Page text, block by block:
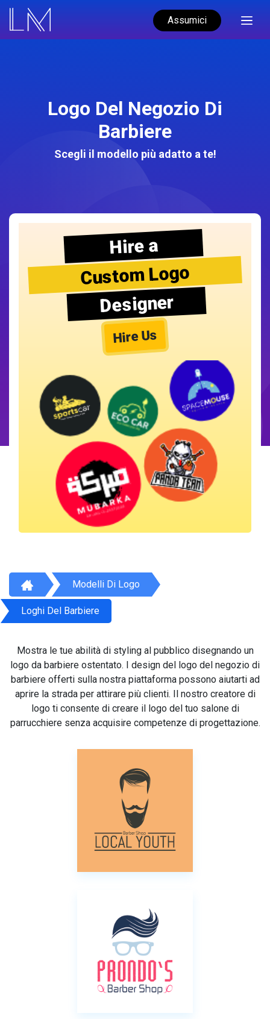
Assumici
Logo Del Negozio Di
Barbiere
Scegli il modello più adatto a te!
Hire a
Custom Logo
Designer
Hire Us
Modelli Di Logo
Loghi Del Barbiere
Mostra le tue abilità di styling al pubblico disegnando un
logo da barbiere ostentato. I design del logo del negozio di
barbiere offerti sulla nostra piattaforma possono aiutarti ad
aprire la strada per attirare più clienti. Il nostro creatore di
logo ti consente di creare il logo del tuo salone di
parrucchiere senza acquisire competenze di progettazione.